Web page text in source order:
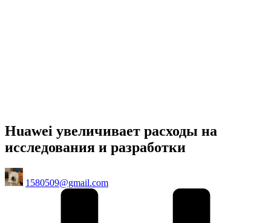
Huawei увеличивает расходы на
исследования и разработки
Posted
by
1580509@gmail.com